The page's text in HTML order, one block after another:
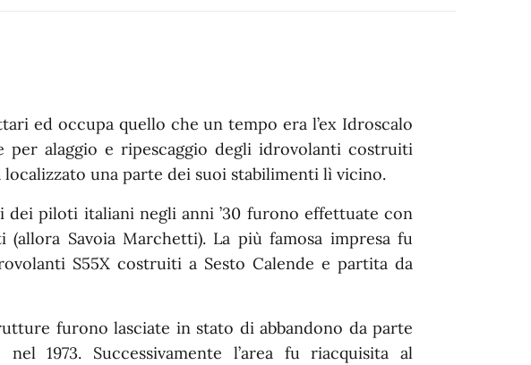
ed occupa quello che un tempo era l’ex Idroscalo
per alaggio e ripescaggio degli idrovolanti costruiti
una parte dei suoi stabilimenti lì vicino.
piloti italiani negli anni ’30 furono effettuate con
Savoia Marchetti). La più famosa impresa fu
S55X costruiti a Sesto Calende e partita da
furono lasciate in stato di abbandono da parte
1973. Successivamente l’area fu riacquisita al